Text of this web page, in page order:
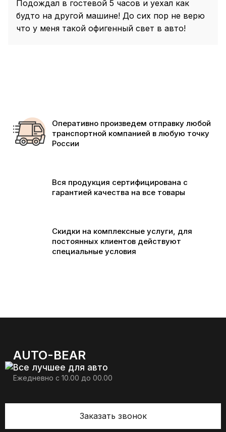
Подождал в гостевой 5 часов и уехал как
будто на другой машине! До сих пор не верю
что у меня такой офигенный свет в авто!
Оперативно произведем отправку любой
транспортной компанией в любую точку
России
Вся продукция сертифицирована с
гарантией качества на все товары
Скидки на комплексные услуги, для
постоянных клиентов действуют
специальные условия
AUTO-BEAR
Все лучшее для авто
Ежедневно с 10.00 до 00.00
Заказать звонок